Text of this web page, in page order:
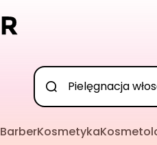
BarberKosmetyka